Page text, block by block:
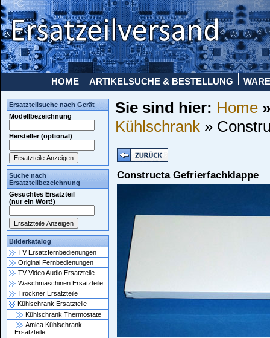
HOME ARTIKELSUCHE & BESTELLUNG
Ersatzteilsuche nach Gerät
Modellbezeichnung
Hersteller (optional)
Suche nach
Ersatzteilbezeichnung
Gesuchtes Ersatzteil
(nur ein Wort!)
Bilderkatalog
TV Ersatzfernbedienungen
Original Fernbedienungen
TV Video Audio Ersatzteile
Waschmaschinen Ersatzteile
Trockner Ersatzteile
Kühlschrank Ersatzteile
Kühlschrank Thermostate
Amica Kühlschrank
Ersatzteile
Sie sind hier: Home
Kühlschrank»
Constructa Gefrierfachklappe